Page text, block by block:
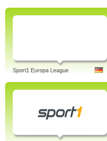
Sport1 Europa League